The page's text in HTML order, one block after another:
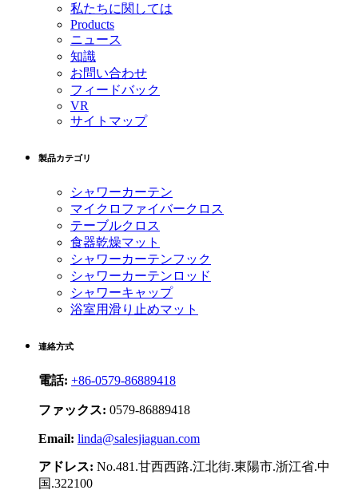
私たちに関しては
Products
ニュース
知識
お問い合わせ
フィードバック
VR
サイトマップ
製品カテゴリ
シャワーカーテン
マイクロファイバークロス
テーブルクロス
食器乾燥マット
シャワーカーテンフック
シャワーカーテンロッド
シャワーキャップ
浴室用滑り止めマット
連絡方式
電話: +86-0579-86889418
ファックス: 0579-86889418
Email: linda@salesjiaguan.com
アドレス: No.481.甘西西路.江北街.東陽市.浙江省.中
国.322100